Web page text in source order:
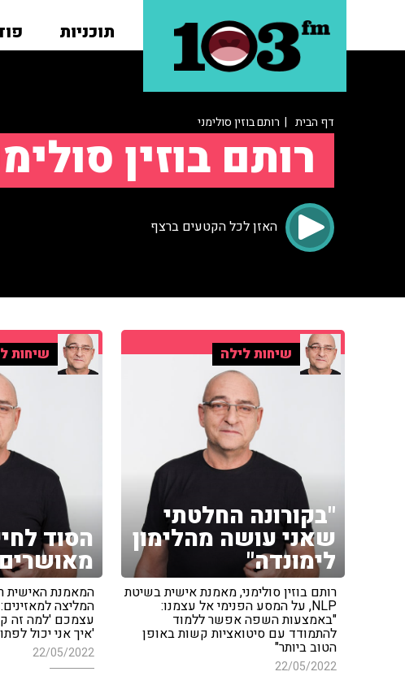
תוכניות
דף הבית | רותם בוזין סולימני
רותם בוזין
האזן לכל הקטעים ברצף
שיחות לילה
"בקורונה החלטתי
שאני עושה מהלימון
לימונדה"
רותם בוזין סולימני, מאמנת אישית בשיטת
NLP, על המסע הפנימי אל עצמנו:
"באמצעות השפה אפשר ללמוד
להתמודד עם סיטואציות קשות באופן
הטוב ביותר"
22/05/2022
שיחות
הסוד
מאושרים
המאמנת האישית
המליצה
עצמכם 'למה זה
'איך אני יכול
22/05/2022